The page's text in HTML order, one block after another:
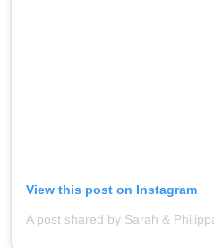
View this post on Instagram
A post shared by Sarah &